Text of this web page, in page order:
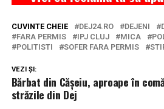
CUVINTE CHEIE DEJ24.RO DEJENI
FARA PERMIS
IPJ CLUJ MICA
POLITISTI
SOFER FARA PERMIS
VEZI ȘI:
Bărbat din Cășeiu, aproape în
străzile din Dej